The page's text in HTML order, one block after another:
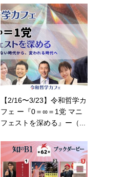
【2/16〜3/23】令和哲学カ
フェ ー『0＝∞＝1党 マニ
フェストを深める』ー（...